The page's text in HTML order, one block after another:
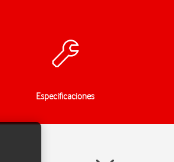
Especificaciones